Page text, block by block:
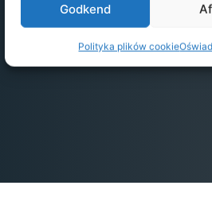
Godkend
Polityka plików cookie